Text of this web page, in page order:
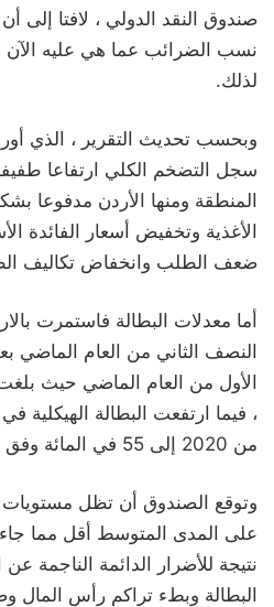
صندوق النقد الدولي ، لافتا إلى
نسب الضرائب عما هي عليه الآن
لذلك.
وبحسب تحديث التقرير ، الذي
سجل التضخم الكلي ارتفاعا
المنطقة ومنها الأردن مدفوعا
الأغذية وتخفيض أسعار الفائدة
ضعف الطلب وانخفاض تكاليف
أما معدلات البطالة فاستمرت
النصف الثاني من العام
، فيما ارتفعت البطالة الهيكلية في
من 2020 إلى 55 في المائة وفق ذات التقرير .
وتوقع الصندوق أن تظل مستويات
على المدى المتوسط أقل مما
نتيجة للأضرار الدائمة الناجمة
البطالة وبطء تراكم رأس المال